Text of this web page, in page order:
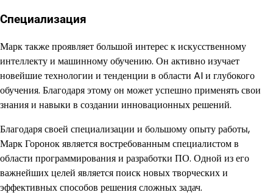
Специализация
Марк также проявляет большой интерес к искусственному
интеллекту и машинному обучению. Он активно изучает
новейшие технологии и тенденции в области AI и глубокого
обучения. Благодаря этому он может успешно применять свои
знания и навыки в создании инновационных решений.
Благодаря своей специализации и большому опыту работы,
Марк Горонок является востребованным специалистом в
области программирования и разработки ПО. Одной из его
важнейших целей является поиск новых творческих и
эффективных способов решения сложных задач.